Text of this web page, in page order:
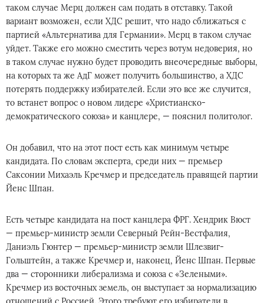
таком случае Мерц должен сам подать в отставку. Такой
вариант возможен, если ХДС решит, что надо сближаться с
партией «Альтернатива для Германии». Мерц в таком случае
уйдет. Также его можно сместить через вотум недоверия, но
в таком случае нужно будет проводить внеочередные выборы,
на которых та же АдГ может получить большинство, а ХДС
потерять поддержку избирателей. Если это все же случится,
то встанет вопрос о новом лидере «Христианско-
демократического союза» и канцлере, — пояснил политолог.
Он добавил, что на этот пост есть как минимум четыре
кандидата. По словам эксперта, среди них — премьер
Саксонии Михаэль Кречмер и председатель правящей партии
Йенс Шпан.
Есть четыре кандидата на пост канцлера ФРГ. Хендрик Вюст
— премьер-министр земли Северный Рейн-Вестфалия,
Даниэль Гюнтер — премьер-министр земли Шлезвиг-
Гольштейн, а также Кречмер и, наконец, Йенс Шпан. Первые
два — сторонники либерализма и союза с «Зелеными».
Кречмер из восточных земель, он выступает за нормализацию